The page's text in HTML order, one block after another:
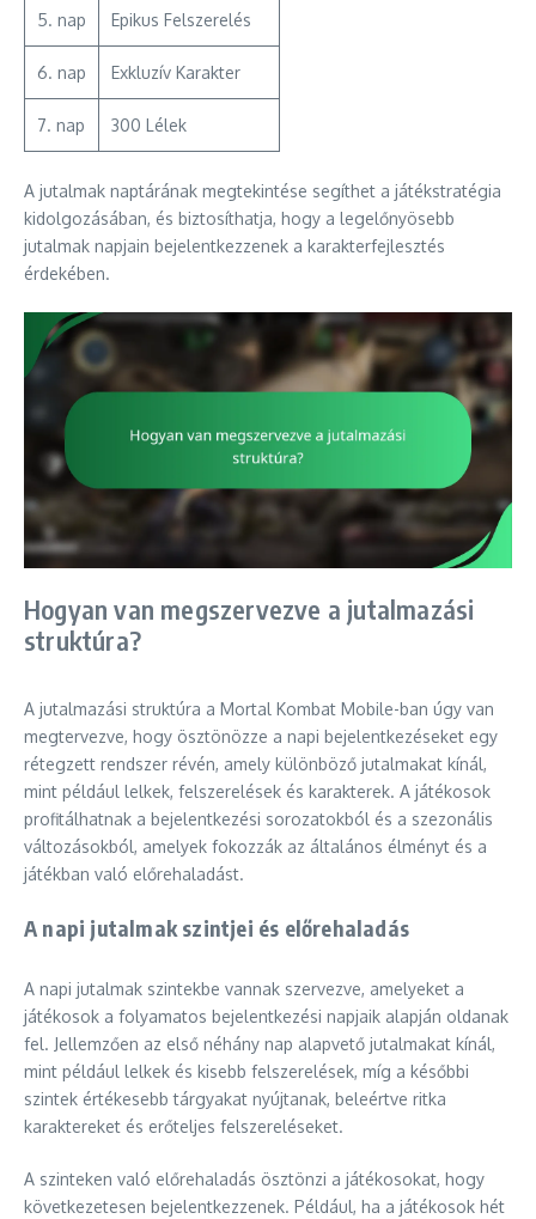
5. nap Epikus Felszerelés
6. nap Exkluzív Karakter
7. nap 300 Lélek
A jutalmak naptárának megtekintése segíthet a játékstratégia
kidolgozásában, és biztosíthatja, hogy a legelőnyösebb
jutalmak napjain bejelentkezzenek a karakterfejlesztés
érdekében.
Hogyan van megszervezve a jutalmazási
struktúra?
A jutalmazási struktúra a Mortal Kombat Mobile-ban úgy van
megtervezve, hogy ösztönözze a napi bejelentkezéseket egy
rétegzett rendszer révén, amely különböző jutalmakat kínál,
mint például lelkek, felszerelések és karakterek. A játékosok
profitálhatnak a bejelentkezési sorozatokból és a szezonális
változásokból, amelyek fokozzák az általános élményt és a
játékban való előrehaladást.
A napi jutalmak szintjei és előrehaladás
A napi jutalmak szintekbe vannak szervezve, amelyeket a
játékosok a folyamatos bejelentkezési napjaik alapján oldanak
fel. Jellemzően az első néhány nap alapvető jutalmakat kínál,
mint például lelkek és kisebb felszerelések, míg a későbbi
szintek értékesebb tárgyakat nyújtanak, beleértve ritka
karaktereket és erőteljes felszereléseket.
A szinteken való előrehaladás ösztönzi a játékosokat, hogy
következetesen bejelentkezzenek. Például, ha a játékosok hét